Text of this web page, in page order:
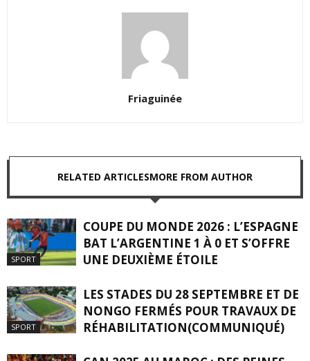
Friaguinée
RELATED ARTICLESMORE FROM AUTHOR
SPORT
COUPE DU MONDE 2026 : L’ESPAGNE
BAT L’ARGENTINE 1 À 0 ET S’OFFRE
UNE DEUXIÈME ÉTOILE
SPORT
LES STADES DU 28 SEPTEMBRE ET DE
NONGO FERMÉS POUR TRAVAUX DE
RÉHABILITATION(COMMUNIQUÉ)